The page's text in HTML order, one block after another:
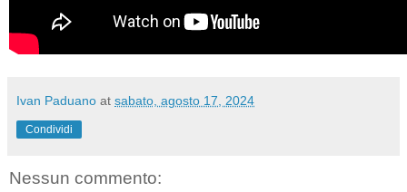
Ivan Paduano at sabato, agosto 17, 2024
Condividi
Nessun commento: